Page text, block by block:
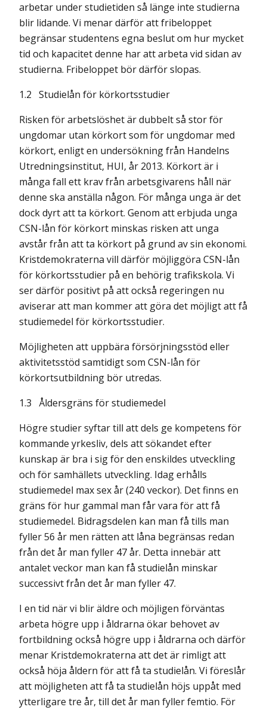
arbetar under studietiden så länge inte studierna
blir lidande. Vi menar därför att fribeloppet
begränsar studentens egna beslut om hur mycket
tid och kapacitet denne har att arbeta vid sidan av
studierna. Fribeloppet bör därför slopas.
1.2 Studielån för körkortsstudier
Risken för arbetslöshet är dubbelt så stor för
ungdomar utan körkort som för ungdomar med
körkort, enligt en undersökning från Handelns
Utredningsinstitut, HUI, år 2013. Körkort är i
många fall ett krav från arbetsgivarens håll när
denne ska anställa någon. För många unga är det
dock dyrt att ta körkort. Genom att erbjuda unga
CSN-lån för körkort minskas risken att unga
avstår från att ta körkort på grund av sin ekonomi.
Kristdemokraterna vill därför möjliggöra CSN-lån
för körkortsstudier på en behörig trafikskola. Vi
ser därför positivt på att också regeringen nu
aviserar att man kommer att göra det möjligt att få
studiemedel för körkortsstudier.
Möjligheten att uppbära försörjningsstöd eller
aktivitetsstöd samtidigt som CSN-lån för
körkortsutbildning bör utredas.
1.3 Åldersgräns för studiemedel
Högre studier syftar till att dels ge kompetens för
kommande yrkesliv, dels att sökandet efter
kunskap är bra i sig för den enskildes utveckling
och för samhällets utveckling. Idag erhålls
studiemedel max sex år (240 veckor). Det finns en
gräns för hur gammal man får vara för att få
studiemedel. Bidragsdelen kan man få tills man
fyller 56 år men rätten att låna begränsas redan
från det år man fyller 47 år. Detta innebär att
antalet veckor man kan få studielån minskar
successivt från det år man fyller 47.
I en tid när vi blir äldre och möjligen förväntas
arbeta högre upp i åldrarna ökar behovet av
fortbildning också högre upp i åldrarna och därför
menar Kristdemokraterna att det är rimligt att
också höja åldern för att få ta studielån. Vi föreslår
att möjligheten att få ta studielån höjs uppåt med
ytterligare tre år, till det år man fyller femtio. För